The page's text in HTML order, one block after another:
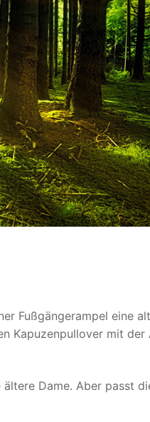
Fußgängerampel eine
Kapuzenpullover mit der
Dame. Aber passt